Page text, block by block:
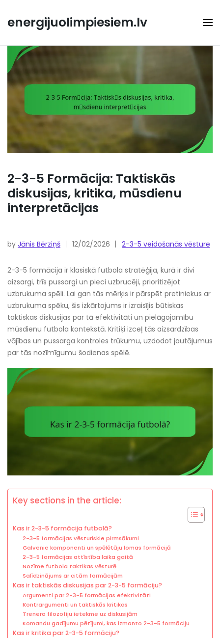
content
energijuolimpiesiem.lv
2-3-5 Formācija: Taktiskās
diskusijas, kritika, mūsdienu
interpretācijas
by Jānis Bērziņš 12/02/2026 2-3-5 veidošanās vēsture
2-3-5 formācija ir klasiskā futbola stratēģija, kurā ir divi
aizsargi, trīs pussargi un pieci uzbrucēji, prioritizējot
uzbrukuma spēli. Lai gan tās mērķis ir pārspēt pretiniekus ar
uzbrukuma spēku, šis izkārtojums ir izraisījis būtiskas
taktiskas diskusijas par tā efektivitāti un pielāgojamību
mūsdienu futbola kontekstā. Kritiķi izceļ tās aizsardzības
vājības un pussarga kontroles trūkumu, uzdodot jautājumus
par tās nozīmīgumu šodienas spēlē.
Key sections in the article:
Kas ir 2-3-5 formācija futbolā?
2-3-5 formācijas vēsturiskie pirmsākumi
Galvenie komponenti un spēlētāju lomas formācijā
2-3-5 formācijas attīstība laika gaitā
Nozīme futbola taktikas vēsturē
Salīdzinājums ar citām formācijām
Kas ir taktiskās diskusijas par 2-3-5 formāciju?
Argumenti par 2-3-5 formācijas efektivitāti
Kontrargumenti un taktiskās kritikas
Trenera filozofiju ietekme uz diskusijām
Komandu gadījumu pētījumi, kas izmanto 2-3-5 formāciju
Kas ir kritika par 2-3-5 formāciju?